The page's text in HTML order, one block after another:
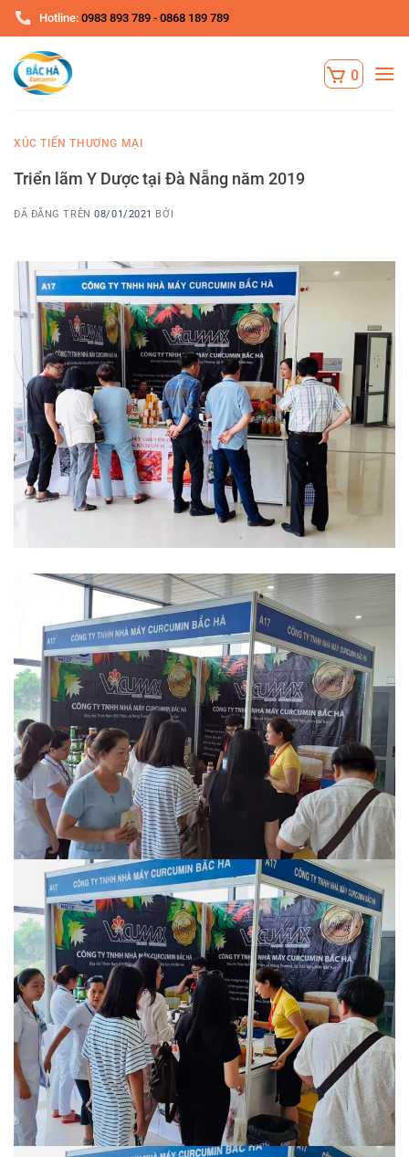
Chuyển
đến
nội
dung
Hotline: 0983 893 789 - 0868 189 789
XÚC TIẾN THƯƠNG MẠI
Triển lãm Y Dược tại Đà Nẵng năm 2019
ĐÃ ĐĂNG TRÊN08/01/2021 BỞI